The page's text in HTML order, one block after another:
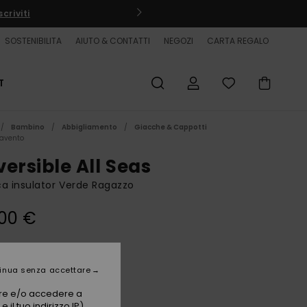
SOSTENIBILITA AIUTO & CONTATTI NEGOZI CARTA REGALO
Bambino Abbigliamento
Giacche & Cappotti
All Seas
insulator Verde Ragazzo
€
e/o accedere a
senza accettare